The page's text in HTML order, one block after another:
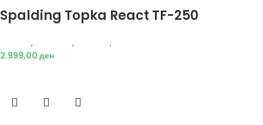
Spalding Topka React TF-250
, , ,
2.999,00 ден